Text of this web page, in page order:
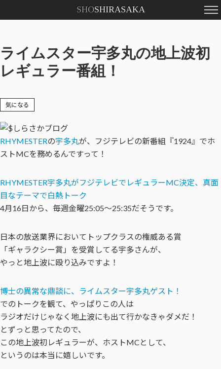
SHOSHIRASAKA
ライムスター宇多丸の地上波初
レギュラー番組！
気になる
RHYMESTERの宇多丸が、フジテレビの新番組『1924』でホ
ストMCを務めるんですって！
RHYMESTER宇多丸がフジテレビでレギュラーMC決定、真面
目なテーマで白熱トーク
4月16日から、毎週金曜25:05〜25:35だそうです。
日本の放送業界においてトップクラスの権威ある賞
「ギャラクシー賞」を受賞してる宇多さんが、
やっと地上波に殴り込みですよ！
博士の異常な鼎談に、ライムスター宇多丸ゲスト！
でのトークを観て、やっぱりこの人は
ラジオだけじゃなく地上波にも出て行かなきゃダメだ！
とずっと思ってたので、
この地上波初レギュラーが、ホストMCとして、
というのは本当に嬉しいです。